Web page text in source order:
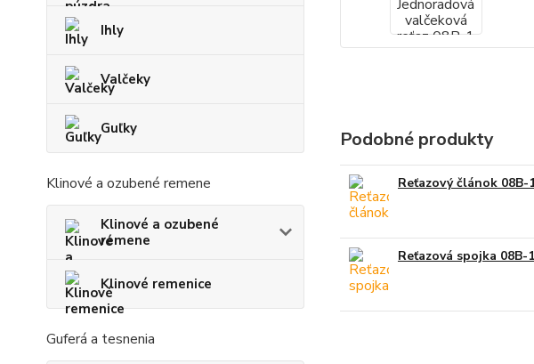
Ihly
Valčeky
Guľky
Klinové a ozubené remene
Klinové a ozubené
remene
Klinové remenice
Guferá a tesnenia
Podobné produkty
Reťazový článok 08B-
Reťazová spojka 08B-1